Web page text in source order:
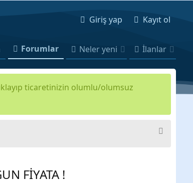
Giriş yap Kayıt ol
Forumlar Neler yeni İlanlar
ticaretinizin olumlu/olumsuz
FİYATA !